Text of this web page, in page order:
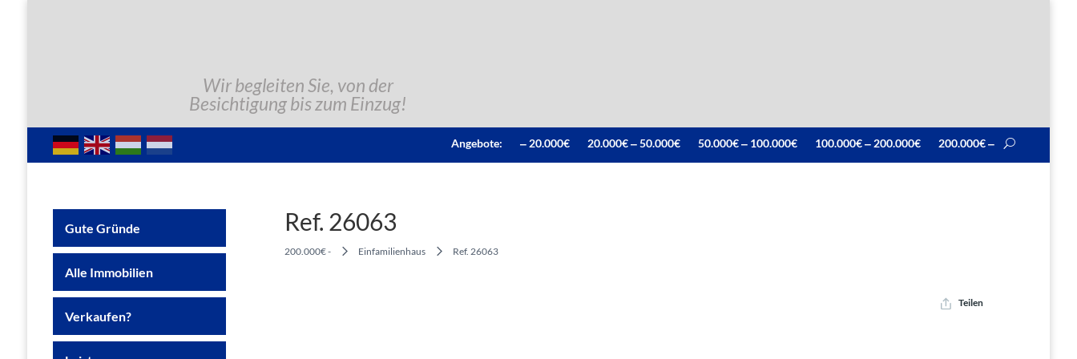
Wir begleiten Sie, von der
Besichtigung bis zum Einzug!
Angebote: ‒ 20.000€ 20.000€ ‒ 50.000€ 50.000€ ‒ 100.000€ 100.000€ ‒ 200.000€ 200.000€ ‒
Ref. 26063
200.000€ - Einfamilienhaus Ref. 26063
Teilen
Gute Gründe
Alle Immobilien
Verkaufen?